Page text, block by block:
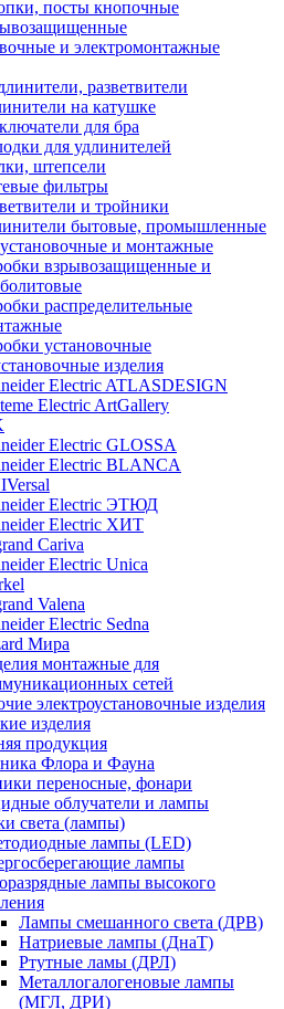
посты кнопочные
и электромонтажные
разветвители
на катушке
для бра
для удлинителей
штепсели
фильтры
и тройники
бытовые, промышленные
и монтажные
взрывозащищенные и
распределительные
установочные
изделия
Electric ATLASDESIGN
Electric ArtGallery
Electric GLOSSA
Electric BLANCA
Electric ЭТЮД
Electric ХИТ
Cariva
Electric Unica
Valena
Electric Sedna
Мира
монтажные для
сетей
электроустановочные изделия
изделия
продукция
Флора и Фауна
переносные, фонари
облучатели и лампы
света (лампы)
лампы (LED)
лампы
лампы высокого
Лампы смешанного света (ДРВ)
Натриевые лампы (ДнаТ)
Ртутные ламы (ДРЛ)
Металлогалогеновые лампы
(МГЛ, ДРИ)